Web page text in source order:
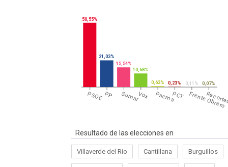
PSOE PP SumarVox PacmaPCT Frente Obrero
50,55%
21,03%
15,54%
10,68%
0,63% 0,23% 0,11% 0,07%
Resultado de las elecciones en
Villaverde del Río Cantillana Burguillos